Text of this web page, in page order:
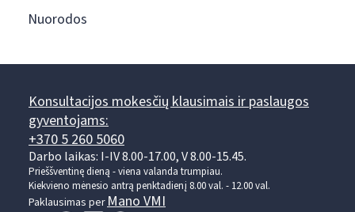
Nuorodos
Konsultacijos mokesčių klausimais ir paslaugos
gyventojams:
+370 5 260 5060
Darbo laikas: I-IV 8.00-17.00, V 8.00-15.45.
Prieššventinę dieną - viena valanda trumpiau.
Kiekvieno mėnesio antrą penktadienį 8.00 val. - 12.00 val.
Paklausimas per Mano VMI